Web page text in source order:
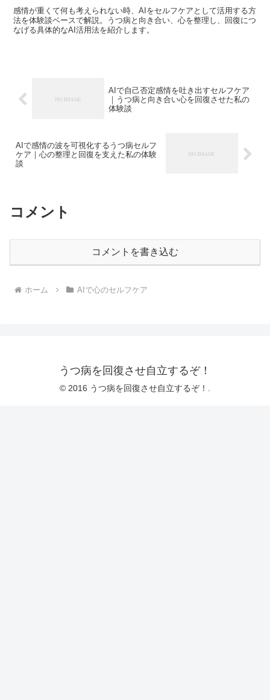
感情が重くて何も考えられない時、AIをセルフケアとして活用する方
法を体験談ベースで解説。うつ病と向き合い、心を整理し、回復につ
なげる具体的なAI活用法を紹介します。
AIで自己否定感情を吐き出すセルフケア
｜うつ病と向き合い心を回復させた私の
体験談
AIで感情の波を可視化するうつ病セルフ
ケア｜心の整理と回復を支えた私の体験
談
コメント
コメントを書き込む
ホーム AIで心のセルフケア
うつ病を回復させ自立するぞ！
© 2016 うつ病を回復させ自立するぞ！.